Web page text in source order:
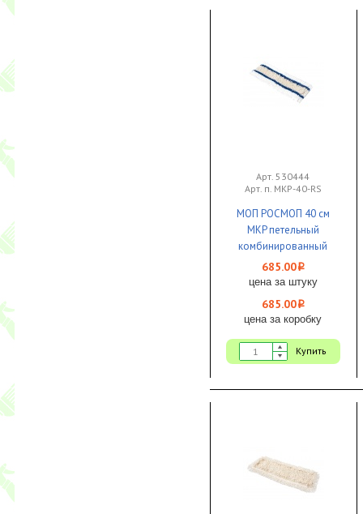
Арт. 530444
Арт. п. MKP-40-RS
МОП РОСМОП 40 см
MKP петельный
комбинированный
премиум карман/
язык 1/25
685.00i
цена за штуку
685.00i
цена за коробку
Купить